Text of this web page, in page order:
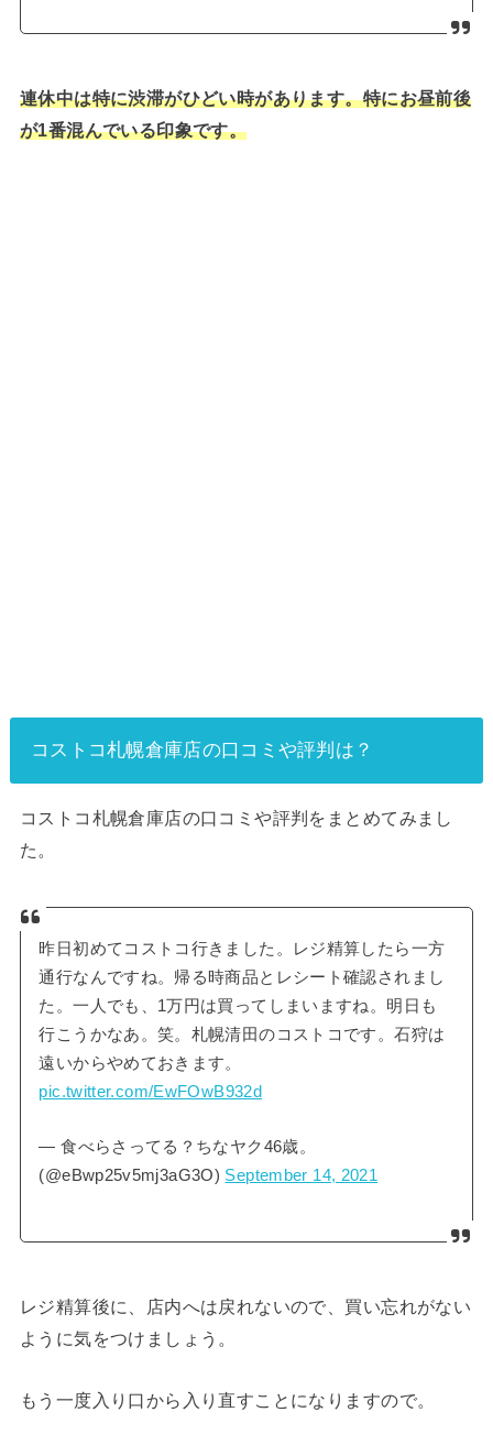
連休中は特に渋滞がひどい時があります。特にお昼前後
が1番混んでいる印象です。
コストコ札幌倉庫店の口コミや評判は？
コストコ札幌倉庫店の口コミや評判をまとめてみまし
た。
昨日初めてコストコ行きました。レジ精算したら一方
通行なんですね。帰る時商品とレシート確認されまし
た。一人でも、1万円は買ってしまいますね。明日も
行こうかなあ。笑。札幌清田のコストコです。石狩は
遠いからやめておきます。
pic.twitter.com/EwFOwB932d
— 食べらさってる？ちなヤク46歳。
(@eBwp25v5mj3aG3O) September 14, 2021
レジ精算後に、店内へは戻れないので、買い忘れがない
ように気をつけましょう。
もう一度入り口から入り直すことになりますので。